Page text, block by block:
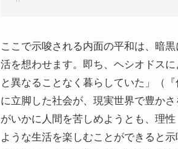
ここで示唆される内面の平和は、暗
活を想わせます。即ち、ヘシオドス
と異なることなく暮らしていた」（
に立脚した社会が、現実世界で豊か
がいかに人間を苦しめようとも、理
ような生活を楽しむことができると